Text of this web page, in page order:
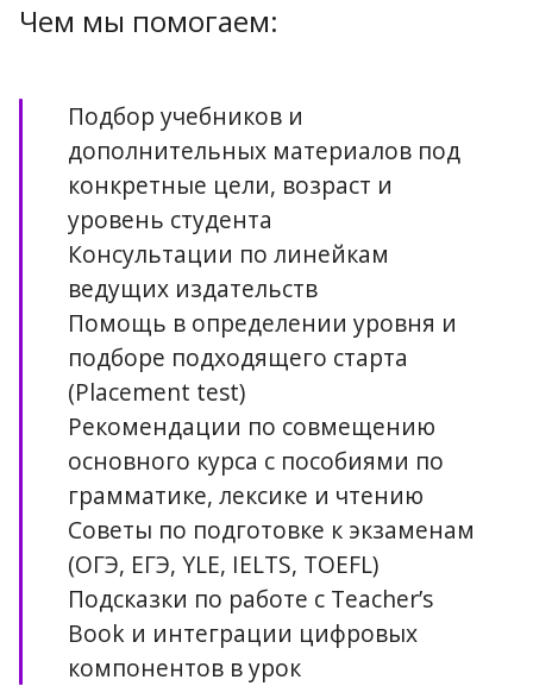
Чем мы помогаем:
Подбор учебников и
дополнительных материалов под
конкретные цели, возраст и
уровень студента
Консультации по линейкам
ведущих издательств
Помощь в определении уровня и
подборе подходящего старта
(Placement test)
Рекомендации по совмещению
основного курса с пособиями по
грамматике, лексике и чтению
Советы по подготовке к экзаменам
(ОГЭ, ЕГЭ, YLE, IELTS, TOEFL)
Подсказки по работе с Teacher’s
Book и интеграции цифровых
компонентов в урок